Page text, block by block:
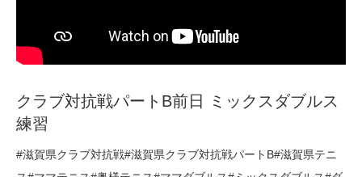
クラブ対抗戦パートB前日 ミックスダブルス
練習
#滋賀県クラブ対抗戦#滋賀県クラブ対抗戦パートB#滋賀県テニ